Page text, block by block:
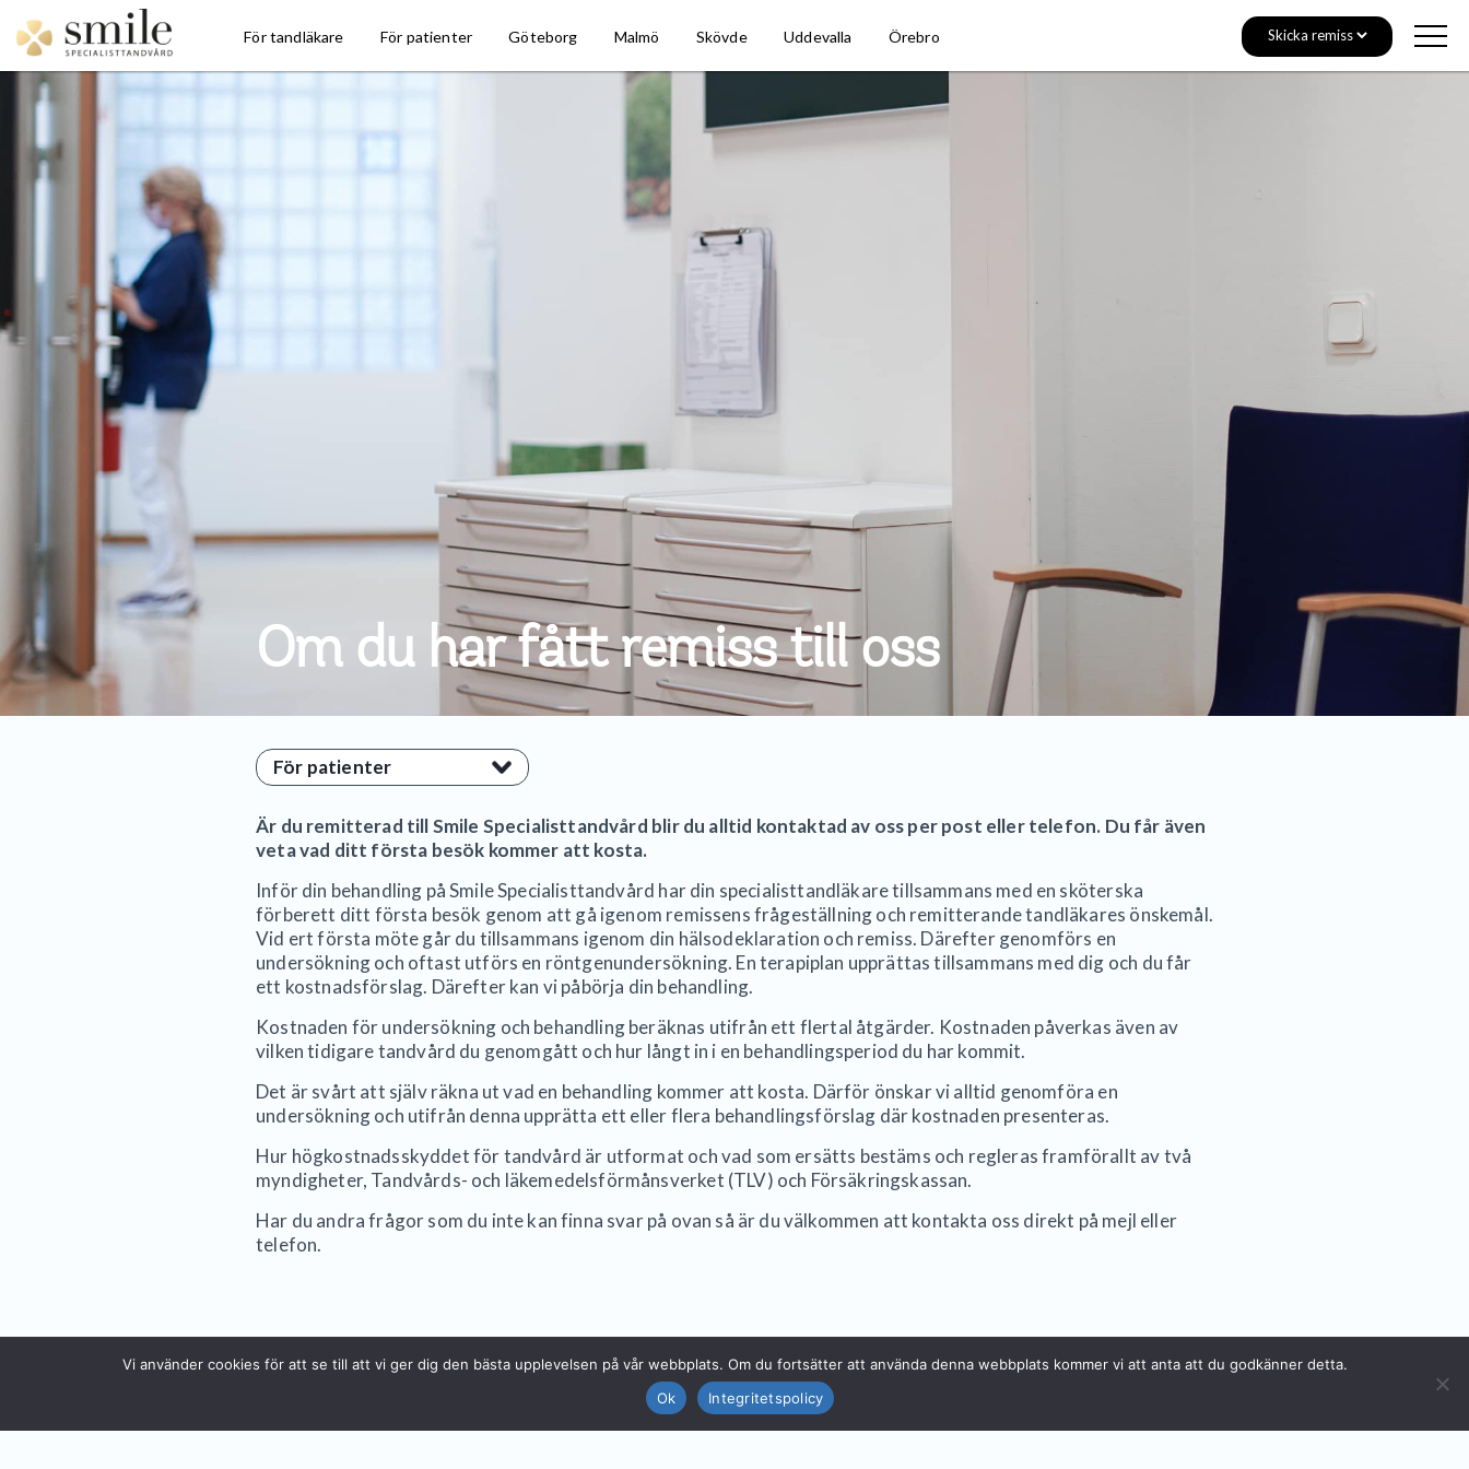
Om du har fått remiss till oss
För patienter
Är du remitterad till Smile Specialisttandvård blir du alltid kontaktad av oss per post eller telefon. Du får även
veta vad ditt första besök kommer att kosta.
Inför din behandling på Smile Specialisttandvård har din specialisttandläkare tillsammans med en sköterska
förberett ditt första besök genom att gå igenom remissens frågeställning och remitterande tandläkares önskemål.
Vid ert första möte går du tillsammans igenom din hälsodeklaration och remiss. Därefter genomförs en
undersökning och oftast utförs en röntgenundersökning. En terapiplan upprättas tillsammans med dig och du får
ett kostnadsförslag. Därefter kan vi påbörja din behandling.
Kostnaden för undersökning och behandling beräknas utifrån ett flertal åtgärder. Kostnaden påverkas även av
vilken tidigare tandvård du genomgått och hur långt in i en behandlingsperiod du har kommit.
Det är svårt att själv räkna ut vad en behandling kommer att kosta. Därför önskar vi alltid genomföra en
undersökning och utifrån denna upprätta ett eller flera behandlingsförslag där kostnaden presenteras.
Hur högkostnadsskyddet för tandvård är utformat och vad som ersätts bestäms och regleras framförallt av två
myndigheter, Tandvårds- och läkemedelsförmånsverket (TLV) och Försäkringskassan.
Har du andra frågor som du inte kan finna svar på ovan så är du välkommen att kontakta oss direkt på mejl eller
telefon.
För tandläkare För patienter Göteborg Malmö Skövde Uddevalla Örebro
Vi använder cookies för att se till att vi ger dig den bästa upplevelsen på vår webbplats. Om du fortsätter att använda denna webbplats kommer vi att anta att du godkänner detta.
Ok
Integritetspolicy